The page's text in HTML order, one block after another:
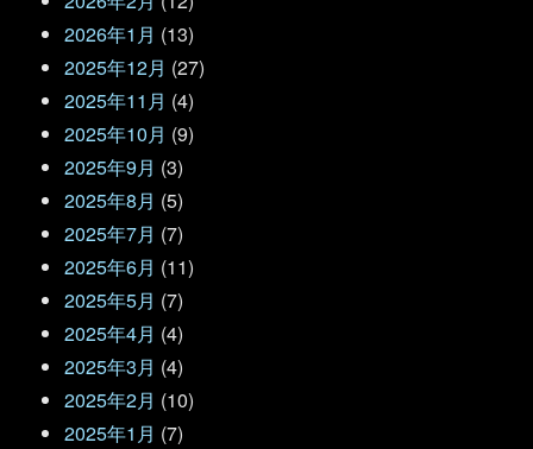
2026年1月 (13)
2025年12月 (27)
2025年11月 (4)
2025年10月 (9)
2025年9月 (3)
2025年8月 (5)
2025年7月 (7)
2025年6月 (11)
2025年5月 (7)
2025年4月 (4)
2025年3月 (4)
2025年2月 (10)
2025年1月 (7)